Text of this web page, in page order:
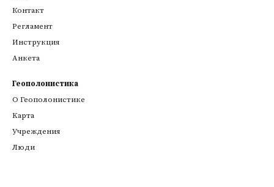
Контакт
Регламент
Инструкция
Анкета
Геополонистика
О Геополонистике
Kарта
Учреждения
Люди